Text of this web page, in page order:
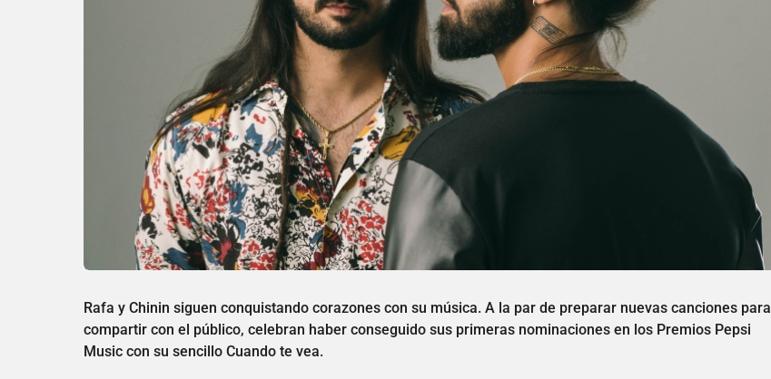
Rafa y Chinin siguen conquistando corazones con su música. A la par de preparar nuevas canciones para
compartir con el público, celebran haber conseguido sus primeras nominaciones en los Premios Pepsi
Music con su sencillo Cuando te vea.